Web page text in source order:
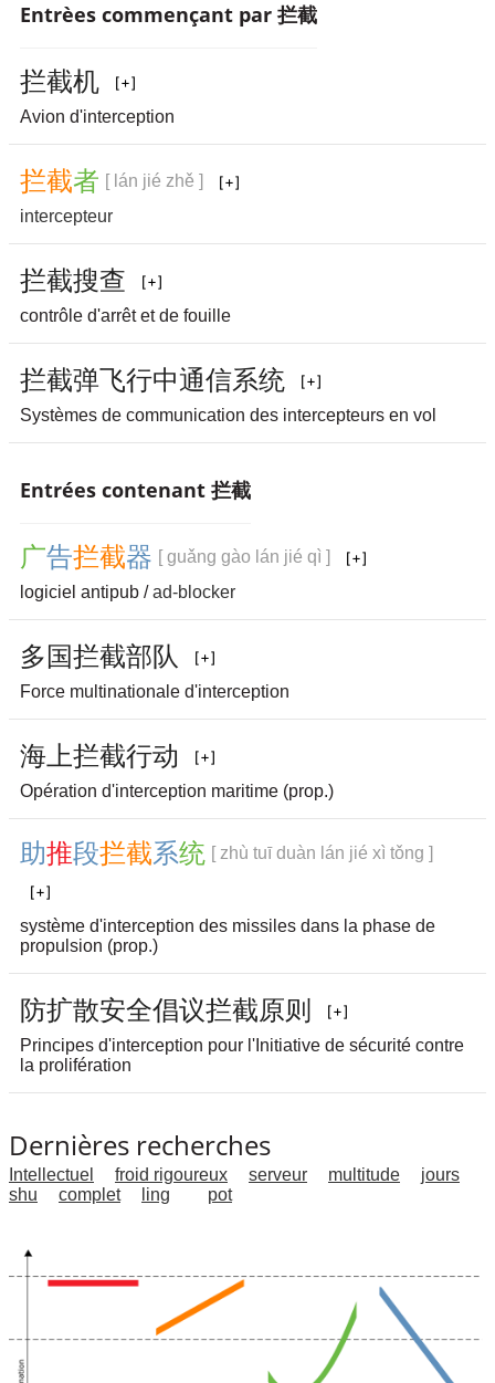
Entrèes commençant par 拦截
拦截机
Avion d'interception
拦截者 [ lán jié zhě ]
intercepteur
拦截搜查
contrôle d'arrêt et de fouille
拦截弹飞行中通信系统
Systèmes de communication des intercepteurs en vol
Entrées contenant 拦截
广告拦截器 [ guǎng gào lán jié qì ]
logiciel antipub /ad-blocker
多国拦截部队
Force multinationale d'interception
海 上拦截行动
Opération d'interception maritime (prop.)
助推段拦截系统 [ zhù tuī duàn lán jié xì tǒng ]
système d'interception des missiles dans la phase de
propulsion (prop.)
防扩散安全倡议拦截原则
Principes d'interception pour l'Initiative de sécurité contre
la prolifération
Dernières recherches
Intellectuel froid rigoureux serveur multitude
jours
shu
complet ling pot